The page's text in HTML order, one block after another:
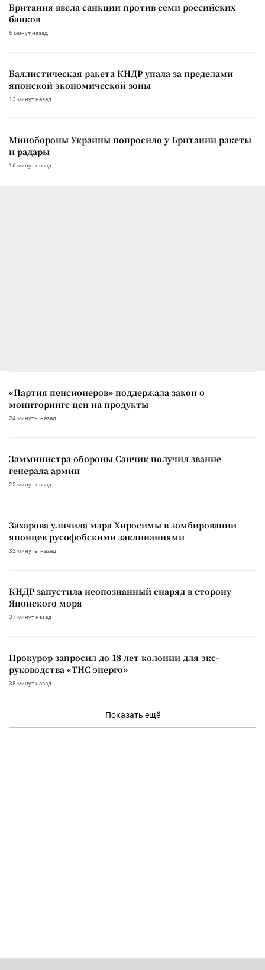
Британия ввела санкции против семи российских
банков
6 минут назад
Баллистическая ракета КНДР упала за пределами
японской экономической зоны
13 минут назад
Минобороны Украины попросило у Британии ракеты
и радары
16 минут назад
«Партия пенсионеров» поддержала закон о
мониторинге цен на продукты
24 минуты назад
Замминистра обороны Санчик получил звание
генерала армии
25 минут назад
Захарова уличила мэра Хиросимы в зомбировании
японцев русофобскими заклинаниями
32 минуты назад
КНДР запустила неопознанный снаряд в сторону
Японского моря
37 минут назад
Прокурор запросил до 18 лет колонии для экс-
руководства «ТНС энерго»
38 минут назад
Показать ещё